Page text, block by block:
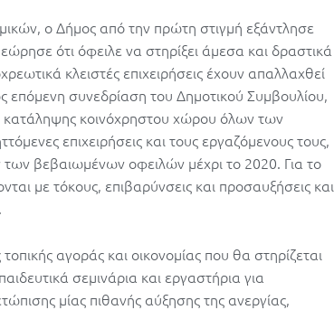
ο Δήμος από την πρώτη στιγμή εξάντλησε
ότι όφειλε να στηρίξει άμεσα και δραστικά
κλειστές επιχειρήσεις έχουν απαλλαχθεί
συνεδρίαση του Δημοτικού Συμβουλίου,
κατάληψης κοινόχρηστου χώρου όλων των
επιχειρήσεις και τους εργαζόμενους τους,
βεβαιωμένων οφειλών μέχρι το 2020. Για το
με τόκους, επιβαρύνσεις και προσαυξήσεις και
αγοράς και οικονομίας που θα στηρίζεται
σεμινάρια και εργαστήρια για
μίας πιθανής αύξησης της ανεργίας,